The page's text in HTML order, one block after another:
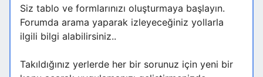
Siz tablo ve formlarınızı oluşturmaya başlayın.
Forumda arama yaparak izleyeceğiniz yollarla
ilgili bilgi alabilirsiniz..
Takıldığınız yerlerde her bir sorunuz için yeni bir